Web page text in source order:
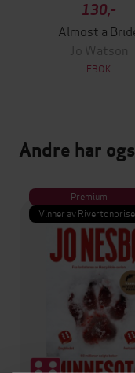
130,-
Almost a
Jo Watson
EBOK
Andre har
Premium
Vinner av